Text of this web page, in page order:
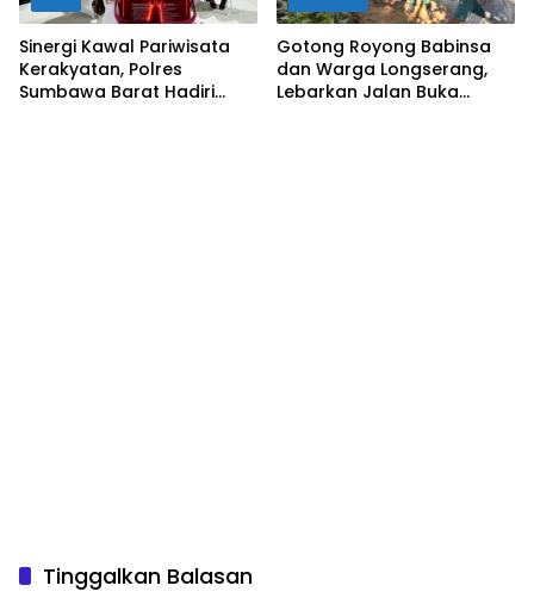
Sinergi Kawal Pariwisata
Kerakyatan, Polres
Sumbawa Barat Hadiri
Gotong Royong Babinsa
dan Warga Longserang,
Lebarkan Jalan Buka
Tinggalkan Balasan